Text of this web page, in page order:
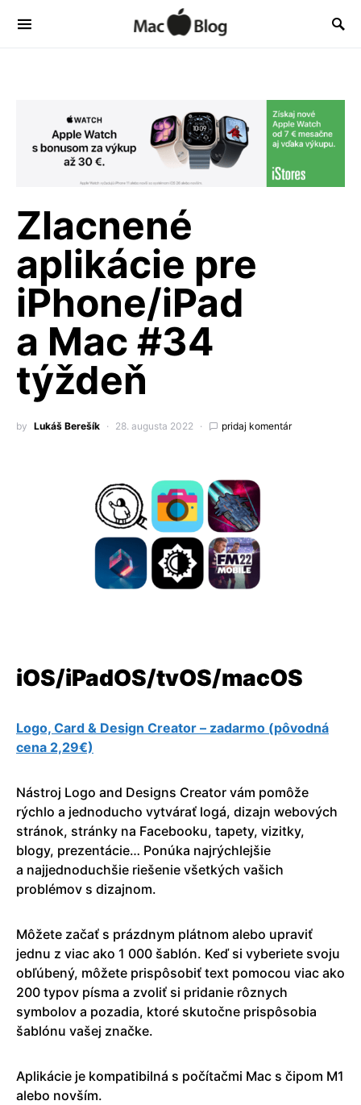
Zlacnené
aplikácie pre
iPhone/iPad
a Mac #34
týždeň
by Lukáš Berešík 28. augusta 2022 pridaj komentár
iOS/iPadOS/tvOS/macOS
Logo, Card & Design Creato‪r – zadarmo (pôvodná
cena 2,29€)
Nástroj Logo and Designs Creator vám pomôže
rýchlo a jednoducho vytvárať logá, dizajn webových
stránok, stránky na Facebooku, tapety, vizitky,
blogy, prezentácie… Ponúka najrýchlejšie
a najjednoduchšie riešenie všetkých vašich
problémov s dizajnom.
Môžete začať s prázdnym plátnom alebo upraviť
jednu z viac ako 1 000 šablón. Keď si vyberiete svoju
obľúbený, môžete prispôsobiť text pomocou viac ako
200 typov písma a zvoliť si pridanie rôznych
symbolov a pozadia, ktoré skutočne prispôsobia
šablónu vašej značke.
Aplikácie je kompatibilná s počítačmi Mac s čipom M1
alebo novším.